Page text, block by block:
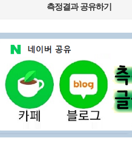
측정결과 공유하기